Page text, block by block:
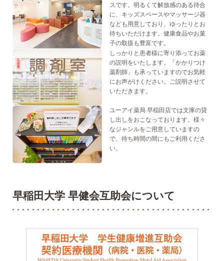
スです。明るくて解放感のある待合
に、キッズスペースやマッサージ器
なども用意しており、ゆったりとお
待ちいただけます。健康食品やお菓
子の取扱も豊富です。
しっかりと患者様に寄り添ってお薬
の説明をいたします。「かかりつけ
薬剤師」も承っていますのでお気軽
にお声がけください。ご説明させて
いただきます。
ユーアイ薬局 早稲田店では文庫の貸
し出しをおこなっております。様々
なジャンルをご用意していますの
で、待ち時間の間にもご利用くださ
い。
早稲田大学 早健会互助会について